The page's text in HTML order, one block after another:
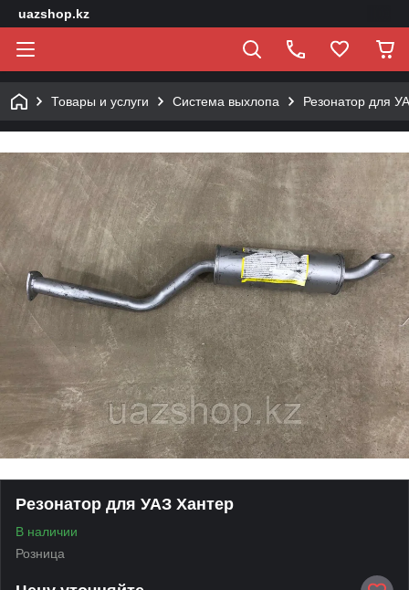
uazshop.kz
Товары и услуги Система выхлопа Резонатор для
Резонатор для УАЗ Хантер
В наличии
Розница